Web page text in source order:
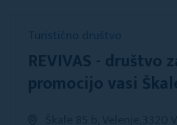
Turistično društvo
REVIVAS - društvo
promocijo vasi